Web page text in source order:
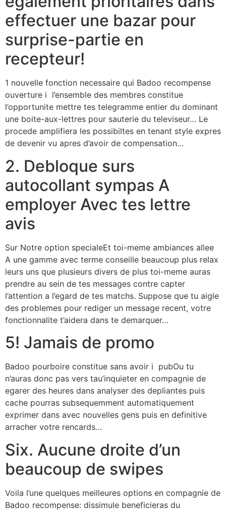
effectuer une bazar pour
surprise-partie en
recepteur!
1 nouvelle fonction necessaire qui Badoo recompense
ouverture i l’ensemble des membres constitue
l’opportunite mettre tes telegramme entier du dominant
une boite-aux-lettres pour sauterie du televiseur… Le
procede amplifiera les possibiltes en tenant style expres
de devenir vu apres d’avoir de compensation…
2. Debloque surs
autocollant sympas A
employer Avec tes lettre
avis
Sur Notre option specialeEt toi-meme ambiances allee
A une gamme avec terme conseille beaucoup plus relax
leurs uns que plusieurs divers de plus toi-meme auras
prendre au sein de tes messages contre capter
l’attention a l’egard de tes matchs. Suppose que tu aigle
des problemes pour rediger un message recent, votre
fonctionnalite t’aidera dans te demarquer…
5! Jamais de promo
Badoo pourboire constitue sans avoir i pubOu tu
n’auras donc pas vers tau’inquieter en compagnie de
egarer des heures dans analyser des depliantes puis
cache pourras subsequemment automatiquement
exprimer dans avec nouvelles gens puis en definitive
arracher votre rencards…
Six. Aucune droite d’un
beaucoup de swipes
Voila l’une quelques meilleures options en compagnie de
Badoo recompense: dissimule beneficieras du